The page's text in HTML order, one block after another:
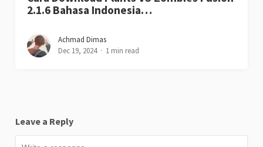
2.1.6 Bahasa Indonesia…
Achmad Dimas
Dec 19, 2024
1 min read
Leave a Reply